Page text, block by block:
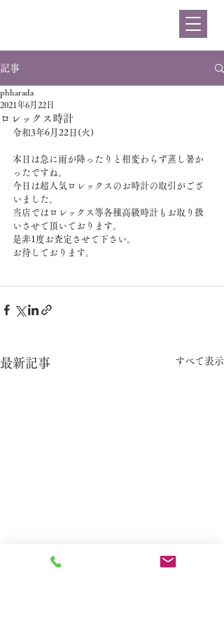
記事
ロレックス時計
phharada
2021年6月22日
令和3年6月22日(火)
本日は急に雨が降ったりと相変わらず蒸し暑か
ったですね。
今日は超人気ロレックスのお時計の取引がござ
いました。
当店ではロレックス等各種高級時計もお取り扱
いさせて頂いております。
是非1度お査定させて下さい。
お待しております。
最新記事 すべて表示